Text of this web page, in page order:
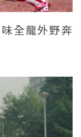
全龍外野奔